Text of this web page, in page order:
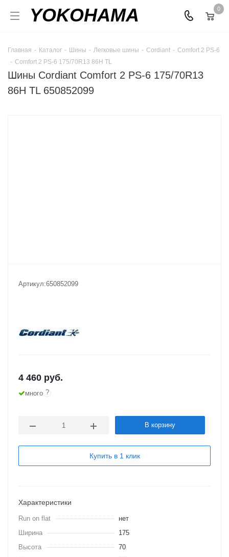
YOKOHAMA 0
Главная - Каталог - Шины - Легковые шины - Cordiant - Comfort 2 PS-6
- Comfort 2 PS-6 175/70R13 86H TL
Шины Cordiant Comfort 2 PS-6 175/70R13
86H TL 650852099
Артикул:650852099
4 460 руб.
много ?
В корзину
Купить в 1 клик
Характеристики
Run on flat
нет
Ширина
175
Высота
70